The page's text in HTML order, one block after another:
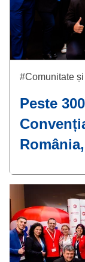
#Comunitate
Peste